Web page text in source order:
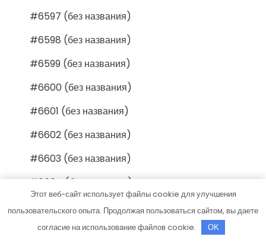
#6597 (без названия)
#6598 (без названия)
#6599 (без названия)
#6600 (без названия)
#6601 (без названия)
#6602 (без названия)
#6603 (без названия)
#6604 (без названия)
#6605 (без названия)
#6606 (без названия)
Этот веб-сайт использует файлы cookie для улучшения
пользовательского опыта. Продолжая пользоваться сайтом, вы даете
согласие на использование файлов cookie.
OK